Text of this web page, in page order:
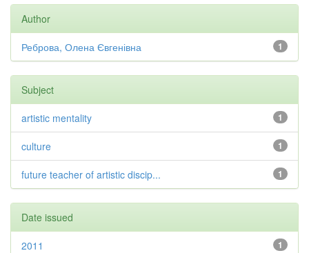
Author
1
Реброва, Олена Євгенівна
Subject
1
artistic mentality
1
culture
1
future teacher of artistic discip...
Date issued
1
2011